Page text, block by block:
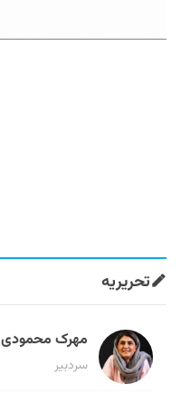
تحریریه
مهرک محمودی
سردبیر